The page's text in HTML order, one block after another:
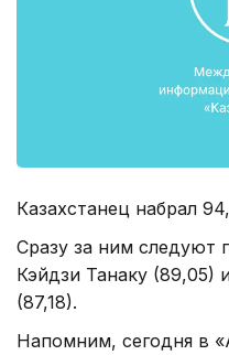
Казахстанец набрал
Сразу за ним следуют
Кэйдзи Танаку (89,05)
(87,18).
Напомним, сегодня в